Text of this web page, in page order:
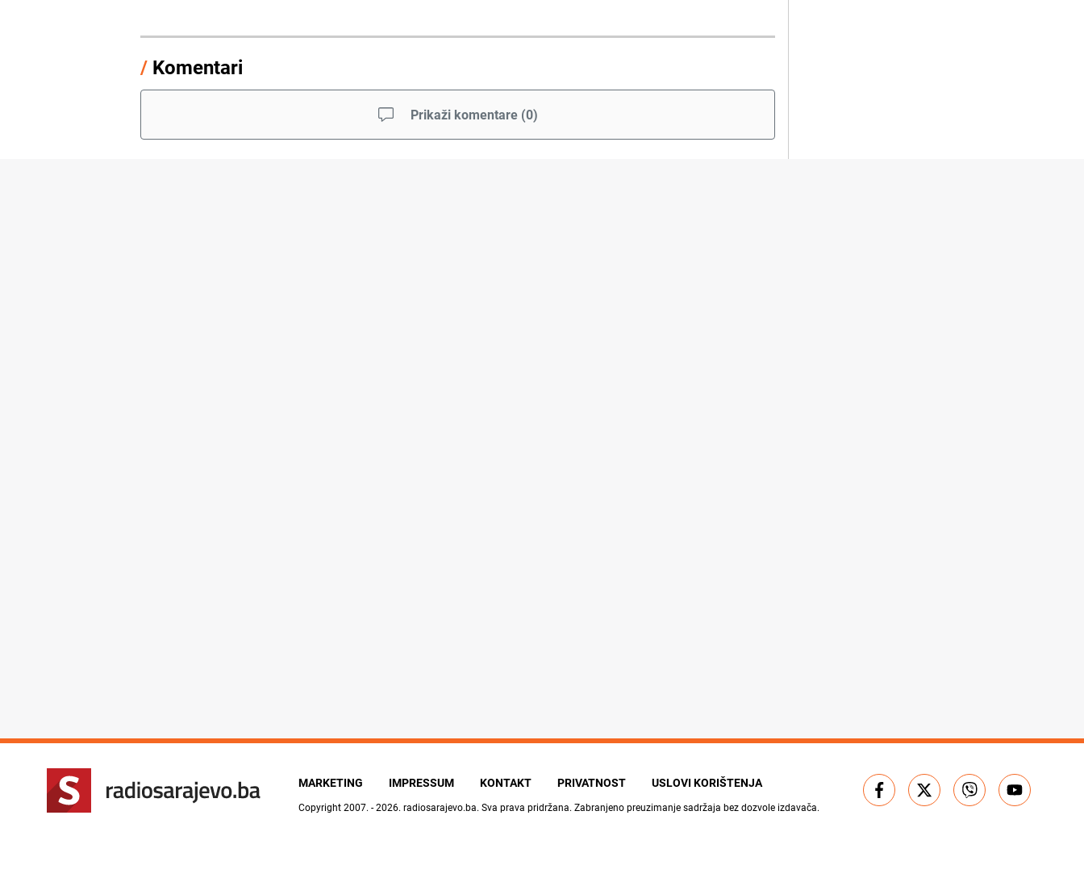
/ Komentari
Prikaži komentare (0)
MARKETING IMPRESSUM KONTAKT PRIVATNOST USLOVI KORIŠTENJA
Copyright 2007. - 2026. radiosarajevo.ba. Sva prava pridržana. Zabranjeno preuzimanje sadržaja bez dozvole izdavača.